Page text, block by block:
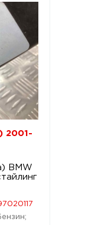
2001-
BMW